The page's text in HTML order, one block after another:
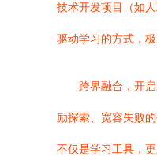
技术开发项目（如
驱动学习的方式，
跨界融合，开
励探索、宽容失败
不仅是学习工具，